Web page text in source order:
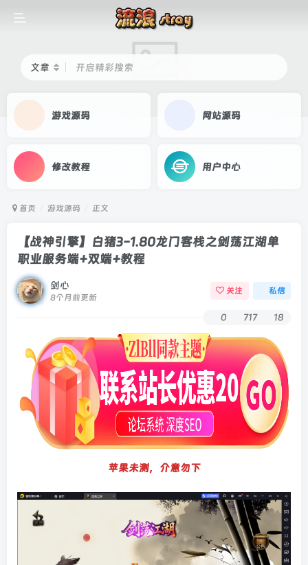
文章 开启精彩搜索
游戏源码 网站源码
修改教程 用户中心
首页 游戏源码 正文
【战神引擎】白猪3-1.80龙门客栈之剑荡江湖单
职业服务端+双端+教程
剑心
8个月前更新
关注 私信
0 717 18
苹果未测，介意勿下